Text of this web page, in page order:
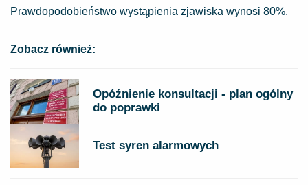
Prawdopodobieństwo wystąpienia zjawiska wynosi 80%.
Zobacz również:
Opóźnienie konsultacji - plan ogólny
do poprawki
Test syren alarmowych